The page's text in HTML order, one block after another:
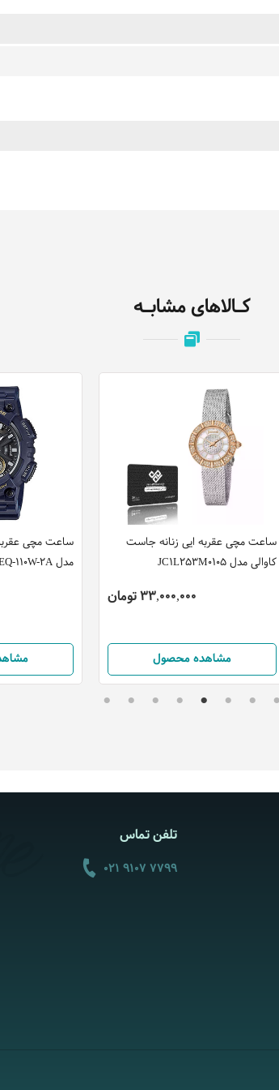
کـالاهای مشابـه
ساعت مچی عقربه
مدل AEQ-110W-2A
ساعت مچی عقربه ایی زنانه جاست
کاوالی مدل JC1L253M0105
33,000,000 تومان
مشاهده محصول
تلفن تماس
021 9107 7799